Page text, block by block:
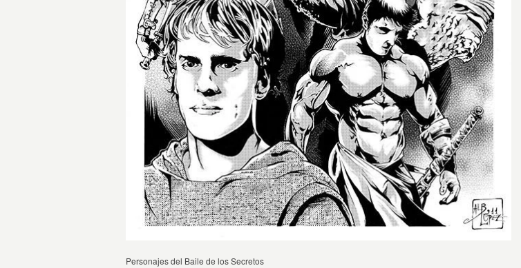
Personajes del Baile de los Secretos